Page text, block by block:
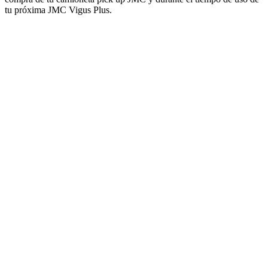
tu próxima JMC Vigus Plus.